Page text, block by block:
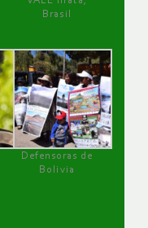
Brasil
Defensoras de
Bolivia